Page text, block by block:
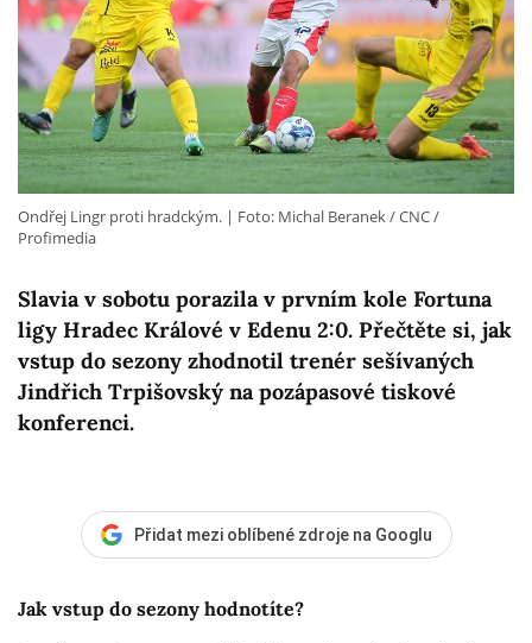
Slavia v sobotu porazila v prvním kole Fortuna
ligy Hradec Králové v Edenu 2:0. Přečtěte si, jak
vstup do sezony zhodnotil trenér sešívaných
Jindřich Trpišovský na pozápasové tiskové
konferenci.
Ondřej Lingr proti hradckým.
Foto: Michal Beranek / CNC /
Profimedia
Přidat mezi oblíbené zdroje na Googlu
Jak vstup do sezony hodnotíte?